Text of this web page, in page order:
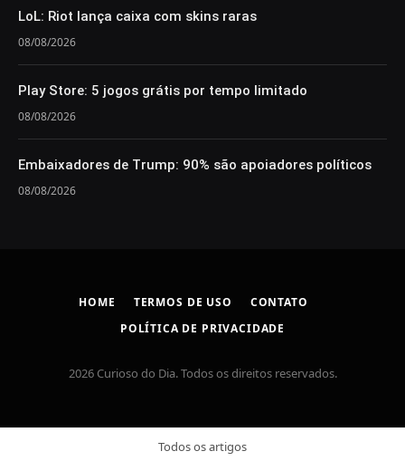
LoL: Riot lança caixa com skins raras
08/08/2026
Play Store: 5 jogos grátis por tempo limitado
08/08/2026
Embaixadores de Trump: 90% são apoiadores políticos
08/08/2026
HOME TERMOS DE USO
CONTATO
POLÍTICA DE PRIVACIDADE
2026 Curioso do Dia. Todos os direitos reservados.
Todos os artigos